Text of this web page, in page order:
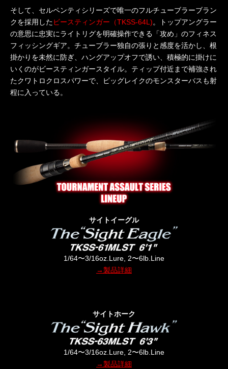
そして、セルペンティシリーズで唯一のフルチューブラーブラン
クを採用した ビースティンガー（TKSS-64L)。トップアングラー
の意思に忠実にライトリグを明確操作できる「攻め」のフィネス
フィッシングギア。チューブラー独自の張りと感度を活かし、根
掛かりを未然に防ぎ、ハングアップオフで誘い、積極的に掛けに
いくのがビースティンガースタイル。ティップ付近まで補強され
たクワトロクロスパワーで、ビッグレイクのモンスターバスも射
程に入っている。
サイトイーグル
1/64〜3/16oz.Lure, 2〜6lb.Line
→製品詳細
サイトホーク
1/64〜3/16oz.Lure, 2〜6lb.Line
→製品詳細